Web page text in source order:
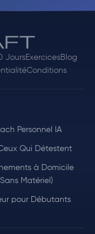
JoursExercicesBlog
Conditions
Personnel IA
Qui Détestent
à Domicile
Matériel)
pour Débutants